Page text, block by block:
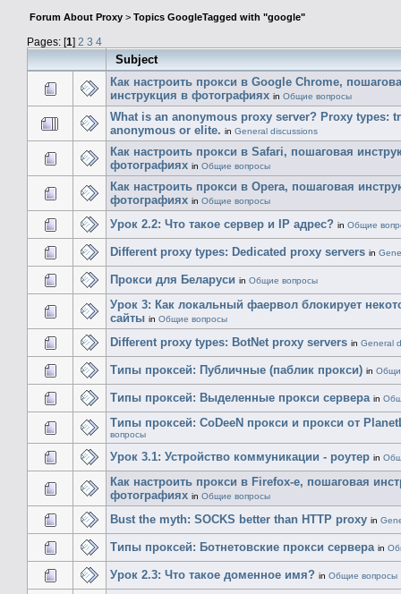
Forum About Proxy > Topics GoogleTagged with "google"
Pages: [1] 2 3 4
Subject
Как настроить прокси в Google Chrome,
инструкция в фотографиях in Общие вопросы
What is an anonymous proxy server? Proxy types:
anonymous or elite. in General discussions
Как настроить прокси в Safari, пошаговая
фотографиях in Общие вопросы
Как настроить прокси в Opera, пошаговая
фотографиях in Общие вопросы
Урок 2.2: Что такое сервер и IP адрес? in Общие
Different proxy types: Dedicated proxy servers in
Прокси для Беларуси in Общие вопросы
Урок 3: Как локальный фаервол блокирует
сайты in Общие вопросы
Different proxy types: BotNet proxy servers in General
Типы проксей: Публичные (паблик прокси) in
Типы проксей: Выделенные прокси сервера in
Типы проксей: CoDeeN прокси и прокси от
вопросы
Урок 3.1: Устройство коммуникации - роутер in
Как настроить прокси в Firefox-е, пошаговая
фотографиях in Общие вопросы
Bust the myth: SOCKS better than HTTP proxy in
Типы проксей: Ботнетовские прокси сервера in
Урок 2.3: Что такое доменное имя? in Общие вопросы